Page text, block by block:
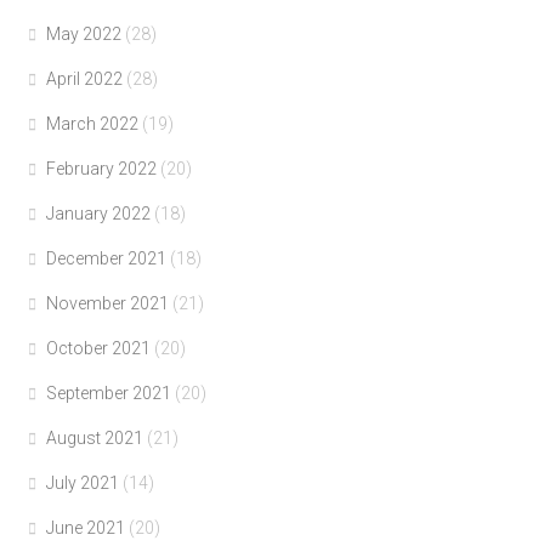
May 2022 (28)
April 2022 (28)
March 2022 (19)
February 2022 (20)
January 2022 (18)
December 2021 (18)
November 2021 (21)
October 2021 (20)
September 2021 (20)
August 2021 (21)
July 2021 (14)
June 2021 (20)